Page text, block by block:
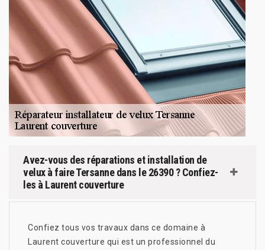
Avez-vous des réparations et installation de
velux à faire Tersanne dans le 26390 ? Confiez-
les à Laurent couverture
Confiez tous vos travaux dans ce domaine à
Laurent couverture qui est un professionnel du